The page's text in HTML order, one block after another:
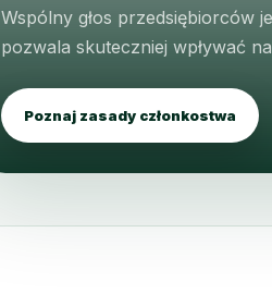
Wspólny głos przedsiębiorców
pozwala skuteczniej wpływać
Poznaj zasady członkostwa